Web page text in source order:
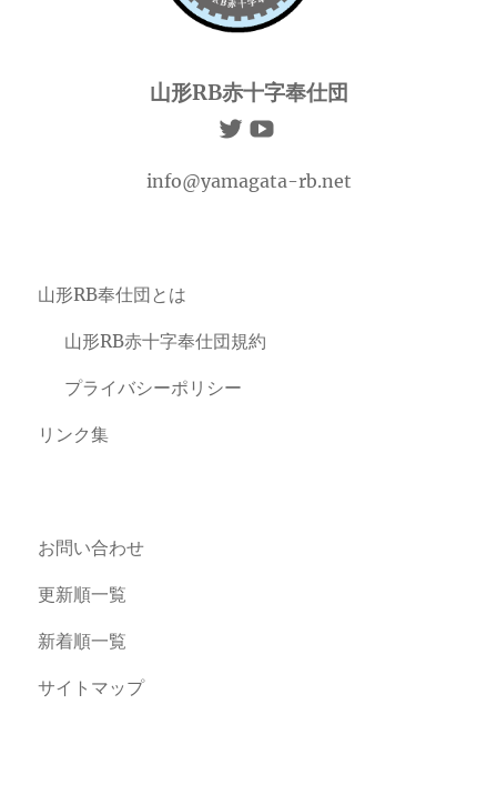
山形RB赤十字奉仕団
info@yamagata-rb.net
山形RB奉仕団とは
山形RB赤十字奉仕団規約
プライバシーポリシー
リンク集
お問い合わせ
更新順一覧
新着順一覧
サイトマップ